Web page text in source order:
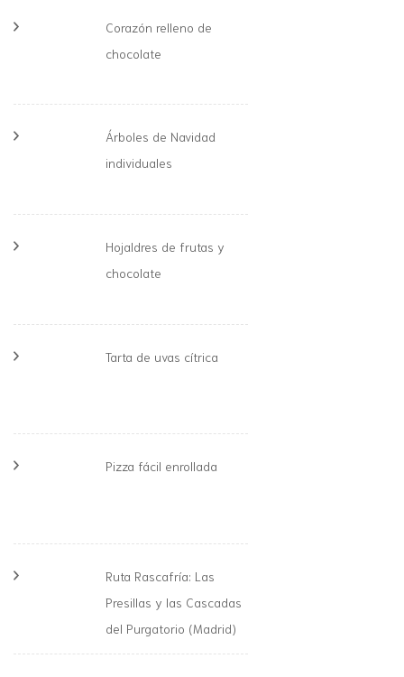
Corazón relleno de
chocolate
Árboles de Navidad
individuales
Hojaldres de frutas y
chocolate
Tarta de uvas cítrica
Pizza fácil enrollada
Ruta Rascafría: Las
Presillas y las Cascadas
del Purgatorio (Madrid)